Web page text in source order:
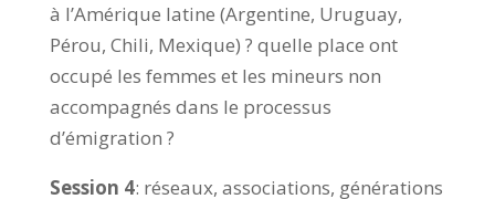
à l’Amérique latine (Argentine, Uruguay,
Pérou, Chili, Mexique) ? quelle place ont
occupé les femmes et les mineurs non
accompagnés dans le processus
d’émigration ?
Session 4: réseaux, associations, générations